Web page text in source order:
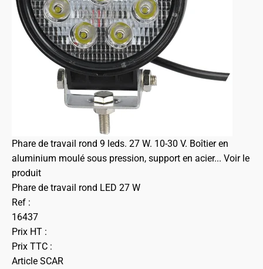
Phare de travail rond 9 leds. 27 W. 10-30 V. Boîtier en
aluminium moulé sous pression, support en acier... Voir le
produit
Phare de travail rond LED 27 W
Ref :
16437
Prix HT :
Prix TTC :
Article SCAR